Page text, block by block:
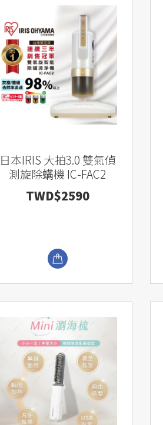
日本IRIS 大拍3.0 雙氣偵
測旋除螨機 IC-FAC2
TWD$2590